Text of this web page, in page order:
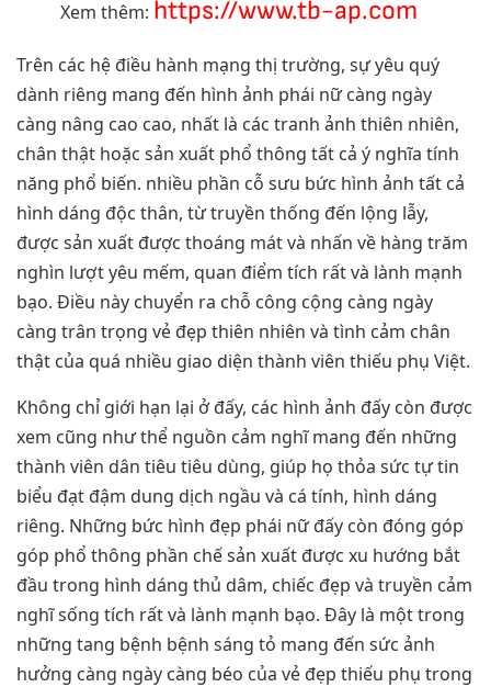
Xem thêm: https://www.tb-ap.com
Trên các hệ điều hành mạng thị trường, sự yêu quý
dành riêng mang đến hình ảnh phái nữ càng ngày
càng nâng cao cao, nhất là các tranh ảnh thiên nhiên,
chân thật hoặc sản xuất phổ thông tất cả ý nghĩa tính
năng phổ biến. nhiều phần cỗ sưu bức hình ảnh tất cả
hình dáng độc thân, từ truyền thống đến lộng lẫy,
được sản xuất được thoáng mát và nhấn về hàng trăm
nghìn lượt yêu mếm, quan điểm tích rất và lành mạnh
bạo. Điều này chuyển ra chỗ công cộng càng ngày
càng trân trọng vẻ đẹp thiên nhiên và tình cảm chân
thật của quá nhiều giao diện thành viên thiếu phụ Việt.
Không chỉ giới hạn lại ở đấy, các hình ảnh đấy còn được
xem cũng như thể nguồn cảm nghĩ mang đến những
thành viên dân tiêu tiêu dùng, giúp họ thỏa sức tự tin
biểu đạt đậm dung dịch ngầu và cá tính, hình dáng
riêng. Những bức hình đẹp phái nữ đấy còn đóng góp
góp phổ thông phần chế sản xuất được xu hướng bắt
đầu trong hình dáng thủ dâm, chiếc đẹp và truyền cảm
nghĩ sống tích rất và lành mạnh bạo. Đây là một trong
những tang bệnh bệnh sáng tỏ mang đến sức ảnh
hưởng càng ngày càng béo của vẻ đẹp thiếu phụ trong